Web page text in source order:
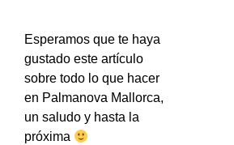
Esperamos que te haya
gustado este artículo
sobre todo lo que hacer
en Palmanova Mallorca,
un saludo y hasta la
próxima